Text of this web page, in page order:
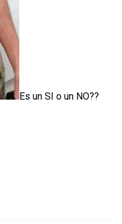
Es un SI o un NO??